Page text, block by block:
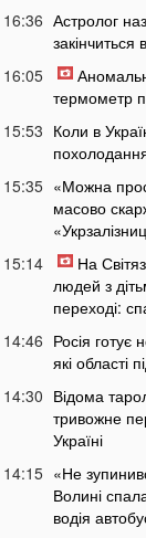
16:36 Астролог
закінчиться
16:05
термометр
15:53 Коли в
15:35 «Можна
масово
15:14
На
людей з
переході:
14:46 Росія
які області
14:30 Відома
тривожне
Україні
14:15 «Не
Волині
водія